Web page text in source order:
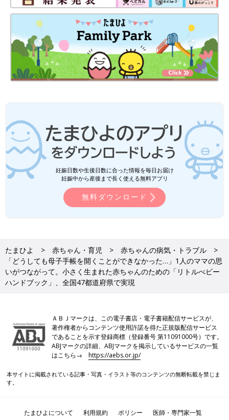
妊娠日数や生後日数に合った情報を毎日お届け
妊娠中から産後まで長く使える無料アプリ
無料ダウンロード
たまひよ 赤ちゃん・育児
赤ちゃんの病気・トラブル
「どうしても母子手帳を開くことができなかった…」1人のママの思
いがつながって。小さく生まれた赤ちゃんのための「リトルべビー
ハンドブック」、全国47都道府県で実現
ＡＢＪマークは、この電子書店・電子書籍配信サービスが、
著作権者からコンテンツ使用許諾を得た正規版配信サービス
であることを示す登録商標（登録番号 第11091000号）です。
ABJマークの詳細、ABJマークを掲示しているサービスの一覧
はこちら→https://aebs.or.jp/
本サイトに掲載されている記事・写真・イラスト等のコンテンツの無断転載を禁じま
す。
たまひよについて 利用規約 ポリシー 医師・専門家一覧